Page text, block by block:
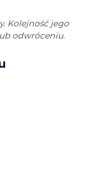
Kolejność jego
odwróceniu.